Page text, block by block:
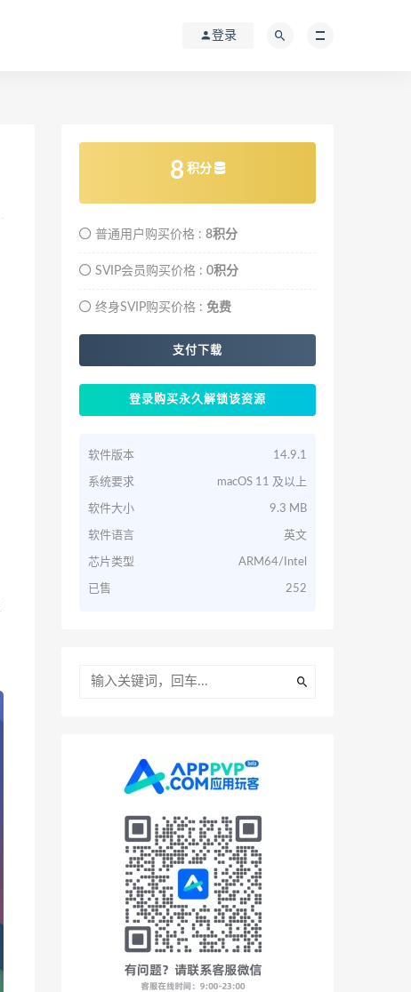
登录
8 积分
普通用户购买价格 : 8积分
SVIP会员购买价格 : 0积分
终身SVIP购买价格 : 免费
支付下载
登录购买永久解锁该资源
软件版本 14.9.1
系统要求 macOS 11 及以上
软件大小 9.3 MB
软件语言 英文
芯片类型 ARM64/Intel
已售 252